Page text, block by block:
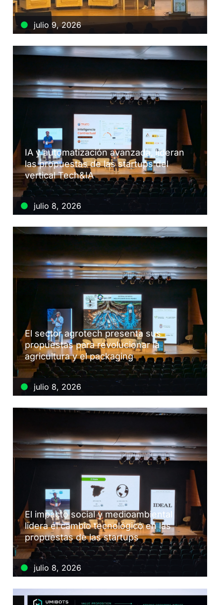
julio 9, 2026
IA y automatización avanzada, lideran
las propuestas de las startups del
vertical Tech&IA
julio 8, 2026
El sector agrotech presenta sus
propuestas para revolucionar la
agricultura y el packaging
julio 8, 2026
El impacto social y medioambiental
lidera el cambio tecnológico en las
propuestas de las startups
julio 8, 2026